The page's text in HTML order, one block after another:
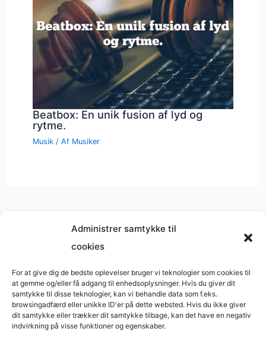
Administrer samtykke til
cookies
For at give dig de bedste oplevelser bruger vi teknologier som cookies til
at gemme og/eller få adgang til enhedsoplysninger. Hvis du giver dit
samtykke til disse teknologier, kan vi behandle data som f.eks.
browsingadfærd eller unikke ID'er på dette websted. Hvis du ikke giver
dit samtykke eller trækker dit samtykke tilbage, kan det have en negativ
indvirkning på visse funktioner og egenskaber.
Beatbox: En unik fusion af lyd og
rytme.
Musik / Af Musiker
Musik på
Copyright © 2026 BasimWorld
Udviklet afWebbureau.dk
Bygget medWordPress